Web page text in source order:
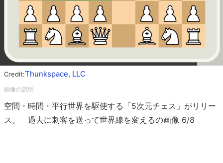
Credit:Thunkspace, LLC
空間・時間・平行世界を駆使する「5次元チェス」がリリー
ス。 過去に刺客を送って世界線を変えるの画像 6/8